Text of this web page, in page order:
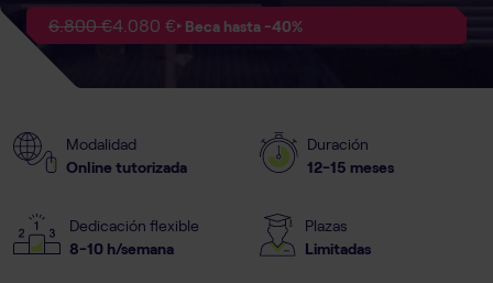
6.800 €4.080 €‣ Beca hasta -40%
Modalidad
Online tutorizada
Duración
12-15 meses
Dedicación flexible
8-10 h/semana
Plazas
Limitadas